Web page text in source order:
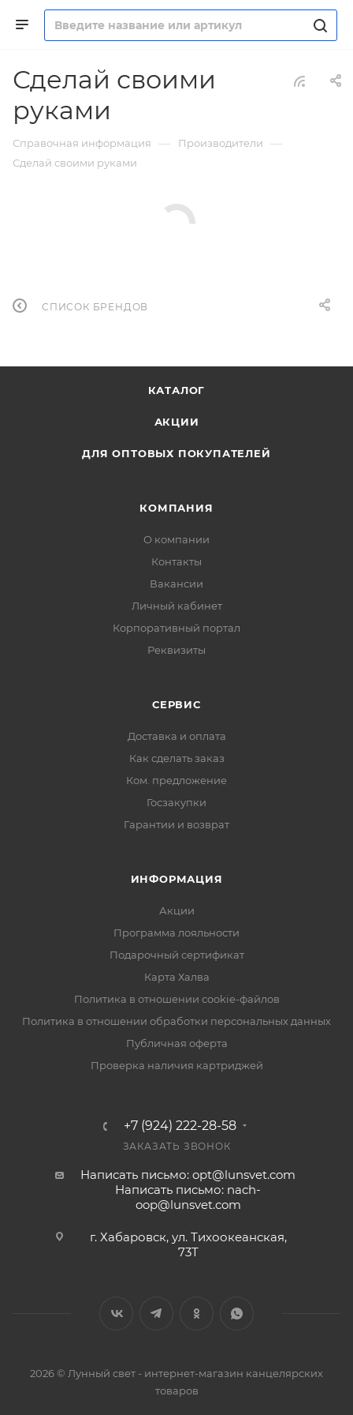
Сделай своими
руками
Справочная информация — Производители —
Сделай своими руками
СПИСОК БРЕНДОВ
КАТАЛОГ
АКЦИИ
ДЛЯ ОПТОВЫХ ПОКУПАТЕЛЕЙ
КОМПАНИЯ
О компании
Контакты
Вакансии
Личный кабинет
Корпоративный портал
Реквизиты
СЕРВИС
Доставка и оплата
Как сделать заказ
Ком. предложение
Госзакупки
Гарантии и возврат
ИНФОРМАЦИЯ
Акции
Программа лояльности
Подарочный сертификат
Карта Халва
Политика в отношении cookie-файлов
Политика в отношении обработки персональных данных
Публичная оферта
Проверка наличия картриджей
+7 (924) 222-28-58
ЗАКАЗАТЬ ЗВОНОК
Написать письмо: opt@lunsvet.com
Написать письмо: nach-
oop@lunsvet.com
г. Хабаровск, ул. Тихоокеанская,
73Т
2026 © Лунный свет - интернет-магазин канцелярских
товаров